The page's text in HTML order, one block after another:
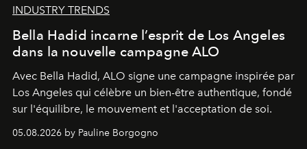
INDUSTRY TRENDS
Bella Hadid incarne l’esprit de Los Angeles
dans la nouvelle campagne ALO
Avec Bella Hadid, ALO signe une campagne inspirée par
Los Angeles qui célèbre un bien-être authentique, fondé
sur l'équilibre, le mouvement et l'acceptation de soi.
05.08.2026 by Pauline Borgogno